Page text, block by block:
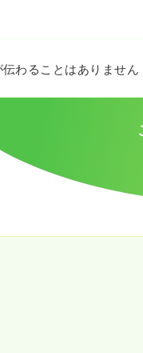
わることはありません